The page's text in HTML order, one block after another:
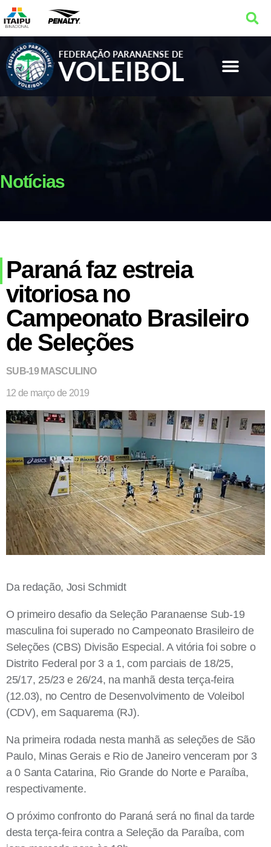
Notícias
Paraná faz estreia
vitoriosa no
Campeonato Brasileiro
de Seleções
SUB-19 MASCULINO
12 de março de 2019
Da redação, Josi Schmidt
O primeiro desafio da Seleção Paranaense Sub-19
masculina foi superado no Campeonato Brasileiro de
Seleções (CBS) Divisão Especial. A vitória foi sobre o
Distrito Federal por 3 a 1, com parciais de 18/25,
25/17, 25/23 e 26/24, na manhã desta terça-feira
(12.03), no Centro de Desenvolvimento de Voleibol
(CDV), em Saquarema (RJ).
Na primeira rodada nesta manhã as seleções de São
Paulo, Minas Gerais e Rio de Janeiro venceram por 3
a 0 Santa Catarina, Rio Grande do Norte e Paraíba,
respectivamente.
O próximo confronto do Paraná será no final da tarde
desta terça-feira contra a Seleção da Paraíba, com